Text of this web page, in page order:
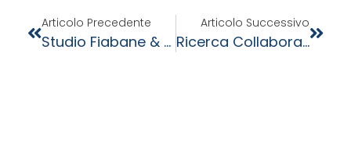
Articolo Precedente
Studio Fiabane & Partners Nell’ingresso Di Fixo Group In Metalworks Holding
Articolo Successivo
Ricerca Collaboratore